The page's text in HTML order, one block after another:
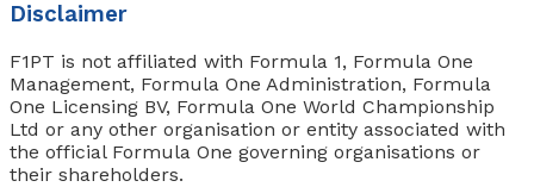
Disclaimer
F1PT is not affiliated with Formula 1, Formula One
Management, Formula One Administration, Formula
One Licensing BV, Formula One World Championship
Ltd or any other organisation or entity associated with
the official Formula One governing organisations or
their shareholders.